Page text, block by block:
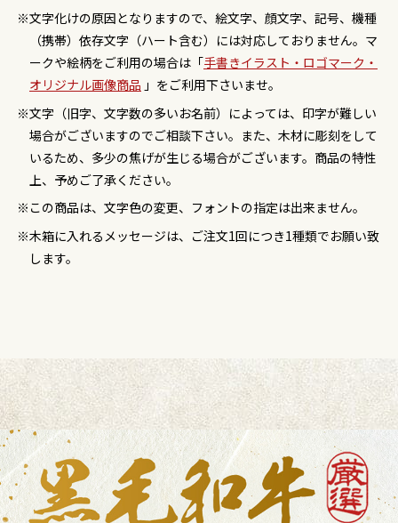
文字化けの原因となりますので、絵文字、顔文字、記号、機種
（携帯）依存文字（ハート含む）には対応しておりません。マ
ークや絵柄をご利用の場合は「手書きイラスト・ロゴマーク・
オリジナル画像商品 」をご利用下さいませ。
文字（旧字、文字数の多いお名前）によっては、印字が難しい
場合がございますのでご相談下さい。また、木材に彫刻をして
いるため、多少の焦げが生じる場合がございます。商品の特性
上、予めご了承ください。
この商品は、文字色の変更、フォントの指定は出来ません。
木箱に入れるメッセージは、ご注文1回につき1種類でお願い致
します。